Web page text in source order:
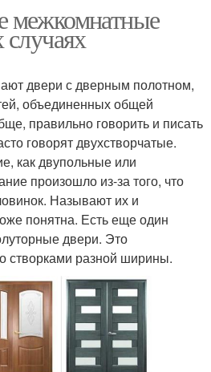
межкомнатные
двери с дверным полотном,
объединенных общей
правильно говорить и писать
говорят двухстворчатые.
как двупольные или
произошло из-за того, что
Называют их и
понятна. Есть еще один
двери. Это
створками разной ширины.